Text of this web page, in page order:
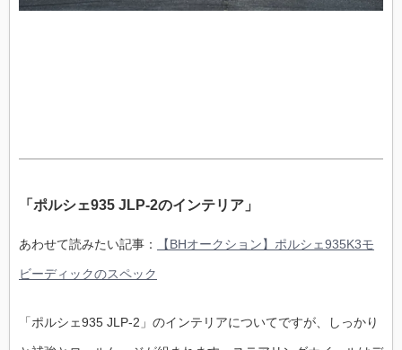
「ポルシェ935 JLP-2のインテリア」
あわせて読みたい記事： 【BHオークション】ポルシェ935K3モ
ビーディックのスペック
「ポルシェ935 JLP-2」のインテリアについてですが、しっかり